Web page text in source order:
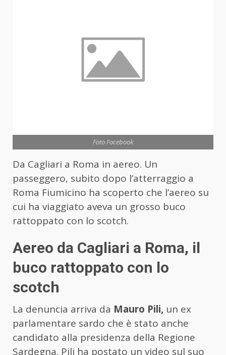
Foto Facebook
Da Cagliari a Roma in aereo. Un
passeggero, subito dopo l’atterraggio a
Roma Fiumicino ha scoperto che l’aereo su
cui ha viaggiato aveva un grosso buco
rattoppato con lo scotch.
Aereo da Cagliari a Roma, il
buco rattoppato con lo
scotch
La denuncia arriva da Mauro Pili, un ex
parlamentare sardo che è stato anche
candidato alla presidenza della Regione
Sardegna. Pili ha postato un video sul suo